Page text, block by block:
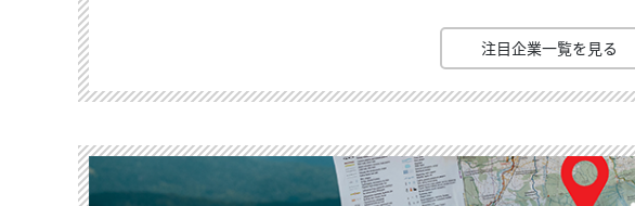
注目企業一覧を見る